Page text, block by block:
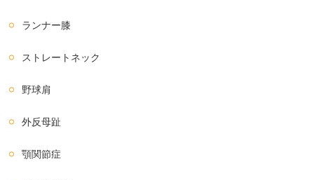
ランナー膝
ストレートネック
野球肩
外反母趾
顎関節症